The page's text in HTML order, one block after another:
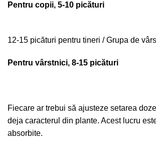
Pentru copii, 5-10 picături
12-15 picături pentru tineri / Grupa de
Pentru vârstnici, 8-15 picături
Fiecare ar trebui să ajusteze setarea
deja caracterul din plante. Acest lucru
absorbite.